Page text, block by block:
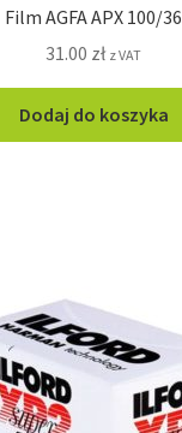
Film AGFA APX 100/36
31.00 zł z VAT
Dodaj do koszyka